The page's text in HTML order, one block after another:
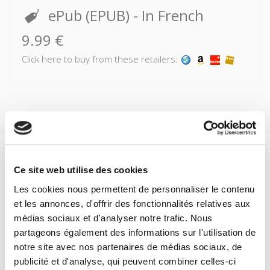
Ce site web utilise des cookies
Les cookies nous permettent de personnaliser le contenu
et les annonces, d'offrir des fonctionnalités relatives aux
médias sociaux et d'analyser notre trafic. Nous
partageons également des informations sur l'utilisation de
notre site avec nos partenaires de médias sociaux, de
publicité et d'analyse, qui peuvent combiner celles-ci
ePub (EPUB) - In French
9.99 €
Click here to buy from these retailers:
Formats
Specifications
Publisher